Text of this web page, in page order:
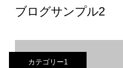
ブログサンプル2
カテゴリー1